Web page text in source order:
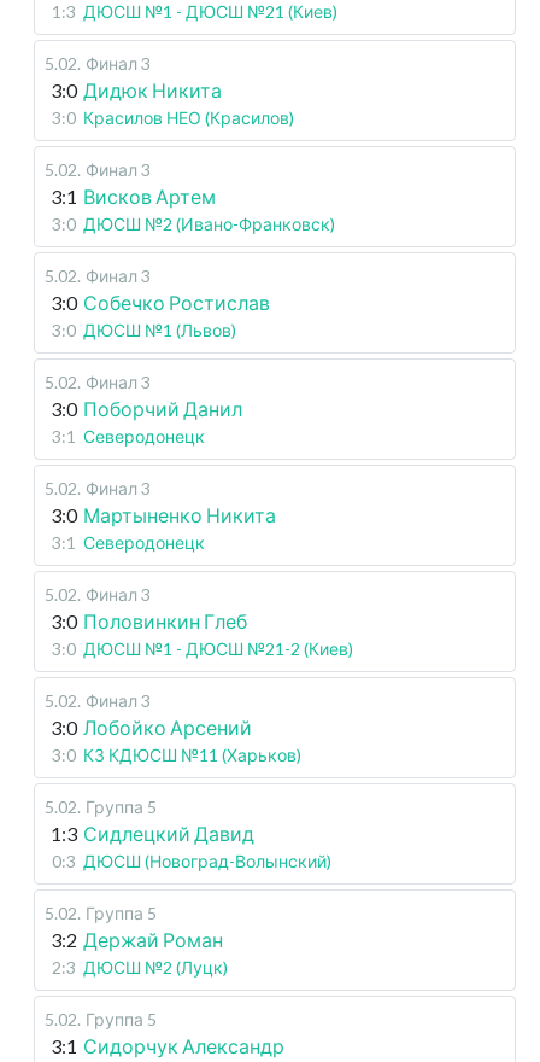
1:3 ДЮСШ №1 - ДЮСШ №21 (Киев)
5.02. Финал 3
3:0 Дидюк Никита
3:0 Красилов НЕО (Красилов)
5.02. Финал 3
3:1 Висков Артем
3:0 ДЮСШ №2 (Ивано-Франковск)
5.02. Финал 3
3:0 Собечко Ростислав
3:0 ДЮСШ №1 (Львов)
5.02. Финал 3
3:0 Поборчий Данил
3:1 Северодонецк
5.02. Финал 3
3:0 Мартыненко Никита
3:1 Северодонецк
5.02. Финал 3
3:0 Половинкин Глеб
3:0 ДЮСШ №1 - ДЮСШ №21-2 (Киев)
5.02. Финал 3
3:0 Лобойко Арсений
3:0 КЗ КДЮСШ №11 (Харьков)
5.02. Группа 5
1:3 Сидлецкий Давид
0:3 ДЮСШ (Новоград-Волынский)
5.02. Группа 5
3:2 Держай Роман
2:3 ДЮСШ №2 (Луцк)
5.02. Группа 5
3:1 Сидорчук Александр